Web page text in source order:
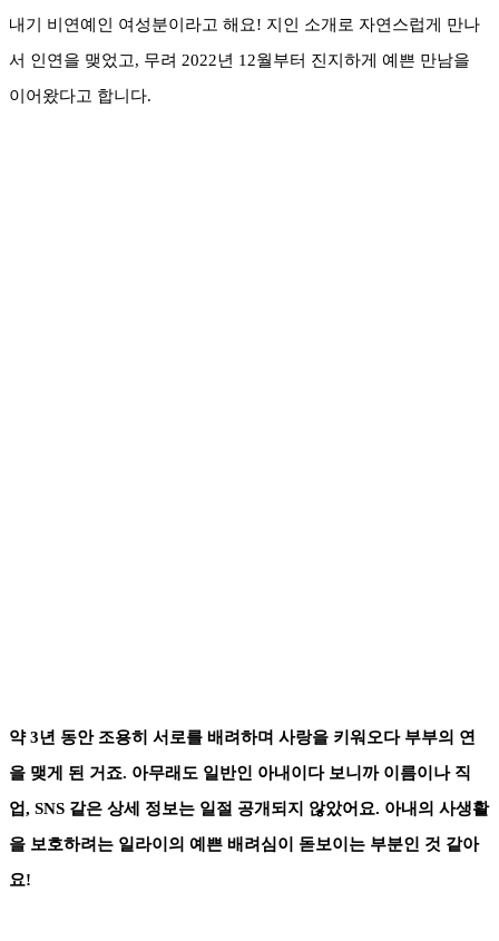
내기 비연예인 여성분이라고 해요! 지인 소개로 자연스럽게 만나
서 인연을 맺었고, 무려 2022년 12월부터 진지하게 예쁜 만남을
이어왔다고 합니다.
약 3년 동안 조용히 서로를 배려하며 사랑을 키워오다 부부의 연
을 맺게 된 거죠. 아무래도 일반인 아내이다 보니까 이름이나 직
업, SNS 같은 상세 정보는 일절 공개되지 않았어요. 아내의 사생활
을 보호하려는 일라이의 예쁜 배려심이 돋보이는 부분인 것 같아
요!